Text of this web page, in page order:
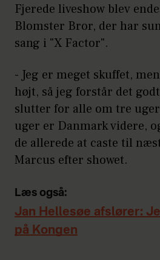
Fjerede liveshow blev
Blomster Bror, der har
sang i "X Factor".
- Jeg er meget skuffet,
højt, så jeg forstår det
slutter for alle om tre
uger er Danmark videre,
de allerede at caste til
Marcus efter showet.
Læs også:
Jan Hellesøe afslører:
på Kongen